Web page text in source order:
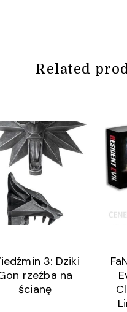
Related
3: Dziki
rzeźba na
ścianę